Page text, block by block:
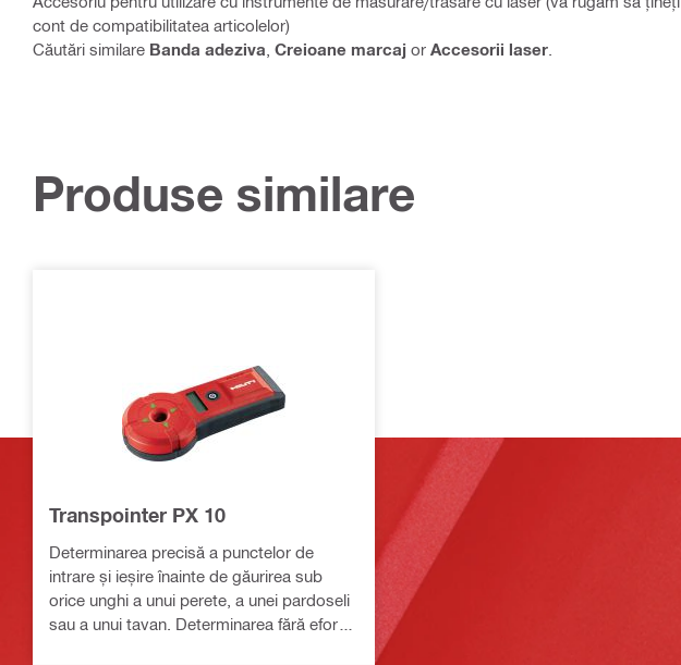
cont de compatibilitatea articolelor)
Căutări similare Banda adeziva Creioane marcaj or Accesorii laser
Produse similare
Transpointer PX 10
Determinarea precisă a punctelor de
intrare și ieșire înainte de găurirea sub
orice unghi a unui perete, a unei pardoseli
sau a unui tavan. Determinarea fără efort a